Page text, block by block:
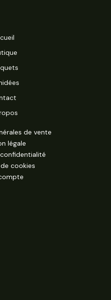
de vente
légale
cookies